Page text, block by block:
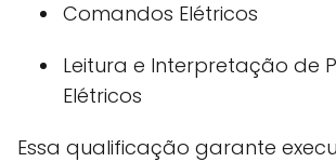
Comandos Elétricos
Leitura e Interpretação de
Elétricos
Essa qualificação garante